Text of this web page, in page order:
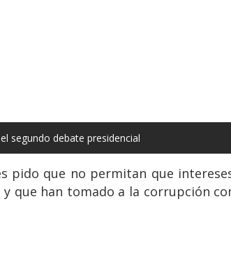
segundo debate presidencial
pido que no permitan que
que han tomado a la corrupción